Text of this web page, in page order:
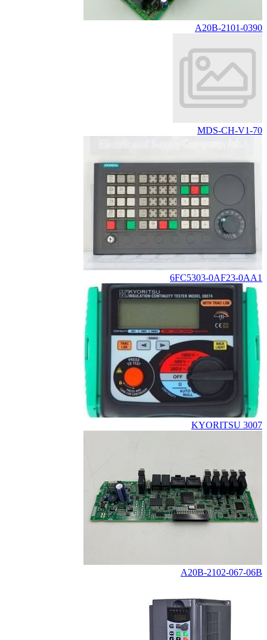
A20B-2101-0390
MDS-CH-V1-70
6FC5303-0AF23-0AA1
KYORITSU 3007
A20B-2102-067-06B